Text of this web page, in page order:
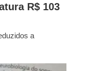
R$ 103
a